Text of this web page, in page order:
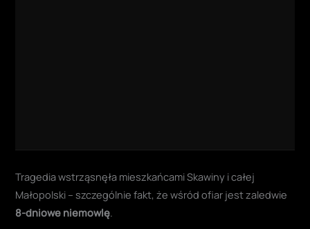
Tragedia wstrząsnęła mieszkańcami Skawiny i całej
Małopolski – szczególnie fakt, że wśród ofiar jest zaledwie
8-dniowe niemowlę.